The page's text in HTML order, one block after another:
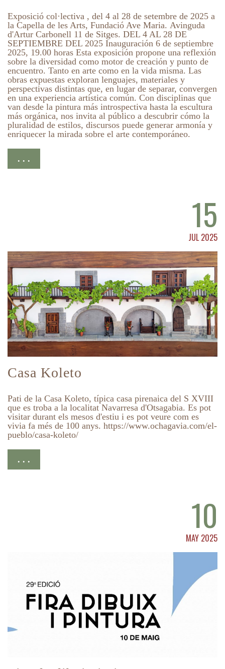
Exposició col·lectiva , del 4 al 28 de setembre de 2025 a
la Capella de les Arts, Fundació Ave Maria. Avinguda
d'Artur Carbonell 11 de Sitges. DEL 4 AL 28 DE
SEPTIEMBRE DEL 2025 Inauguración 6 de septiembre
2025, 19.00 horas Esta exposición propone una reflexión
sobre la diversidad como motor de creación y punto de
encuentro. Tanto en arte como en la vida misma. Las
obras expuestas exploran lenguajes, materiales y
perspectivas distintas que, en lugar de separar, convergen
en una experiencia artística común. Con disciplinas que
van desde la pintura más introspectiva hasta la escultura
más orgánica, nos invita al público a descubrir cómo la
pluralidad de estilos, discursos puede generar armonía y
enriquecer la mirada sobre el arte contemporáneo.
. . .
15
JUL 2025
Casa Koleto
Pati de la Casa Koleto, típica casa pirenaica del S XVIII
que es troba a la localitat Navarresa d'Otsagabia. Es pot
visitar durant els mesos d'estiu i es pot veure com es
vivia fa més de 100 anys. https://www.ochagavia.com/el-
pueblo/casa-koleto/
. . .
10
MAY 2025